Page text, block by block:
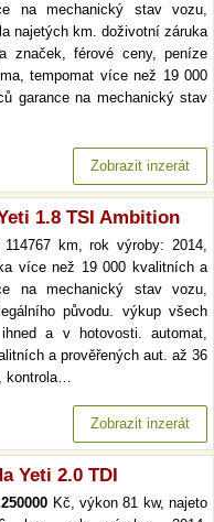
na mechanický stav vozu,
najetých km. doživotní záruka
značek, férové ceny, peníze
tempomat více než 19 000
garance na mechanický stav
Zobrazit inzerát
1.8 TSI Ambition
km, rok výroby: 2014,
více než 19 000 kvalitních a
na mechanický stav vozu,
původu. výkup všech
a v hotovosti. automat,
a prověřených aut. až 36
kontrola…
Zobrazit inzerát
Yeti 2.0 TDI
250000 Kč, výkon 81 kw, najeto